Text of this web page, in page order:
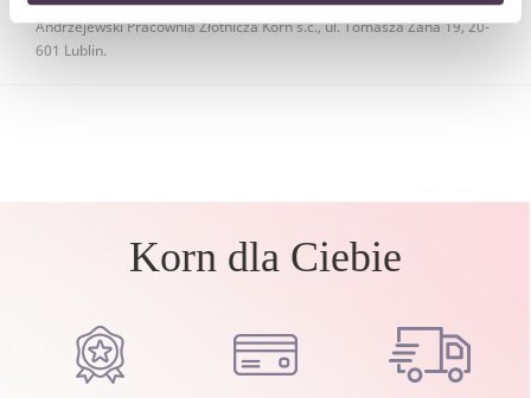
Andrzejewski Pracownia Złotnicza Korn s.c., ul. Tomasza Zana 19, 20-
601 Lublin.
Korn dla Ciebie